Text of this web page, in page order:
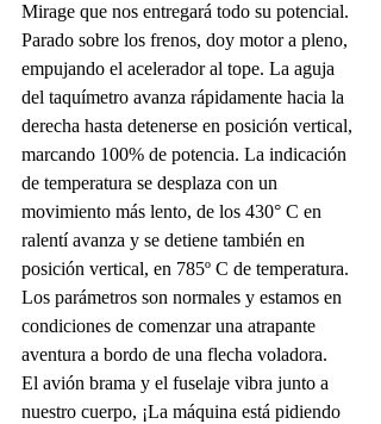
Mirage que nos entregará todo su potencial.
Parado sobre los frenos, doy motor a pleno,
empujando el acelerador al tope. La aguja
del taquímetro avanza rápidamente hacia la
derecha hasta detenerse en posición vertical,
marcando 100% de potencia. La indicación
de temperatura se desplaza con un
movimiento más lento, de los 430° C en
ralentí avanza y se detiene también en
posición vertical, en 785º C de temperatura.
Los parámetros son normales y estamos en
condiciones de comenzar una atrapante
aventura a bordo de una flecha voladora.
El avión brama y el fuselaje vibra junto a
nuestro cuerpo, ¡La máquina está pidiendo